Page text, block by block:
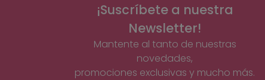
¡Suscríbete a nuestra
Newsletter!
Mantente al tanto de nuestras
novedades,
promociones exclusivas y mucho más.